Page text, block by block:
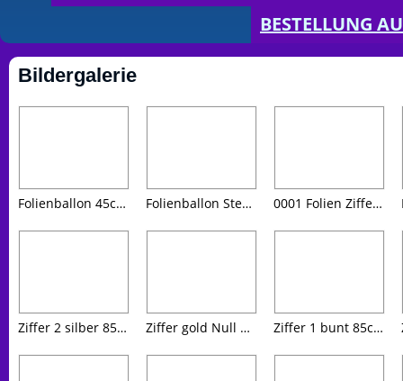
BESTELLUNG
Bildergalerie
Folienballon 45cm Stern silber Happy New Year in bunten Buchstaben Folienballon Stern silber HAPPY NEW YEAR 0001 Folien Ziffern gold oder silber je 90 cm hoch
Ziffer 2 silber 85cm hoch Ziffer gold Null 85cm hoch Ziffer 1 bunt 85cm hoch